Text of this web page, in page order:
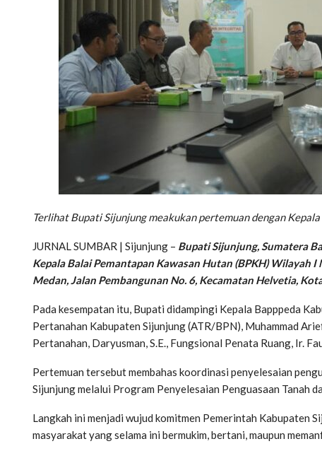
Terlihat Bupati Sijunjung meakukan pertemuan dengan
JURNAL SUMBAR | Sijunjung – Bupati Sijunjung, Sumatera
Kepala Balai Pemantapan Kawasan Hutan (BPKH) Wilayah
Medan, Jalan Pembangunan No. 6, Kecamatan Helvetia,
Pada kesempatan itu, Bupati didampingi Kepala Bapppeda
Pertanahan Kabupaten Sijunjung (ATR/BPN), Muhammad
Pertanahan, Daryusman, S.E., Fungsional Penata Ruang, Ir.
Pertemuan tersebut membahas koordinasi penyelesaian
Sijunjung melalui Program Penyelesaian Penguasaan Tanah
Langkah ini menjadi wujud komitmen Pemerintah Kabupaten
masyarakat yang selama ini bermukim, bertani, maupun